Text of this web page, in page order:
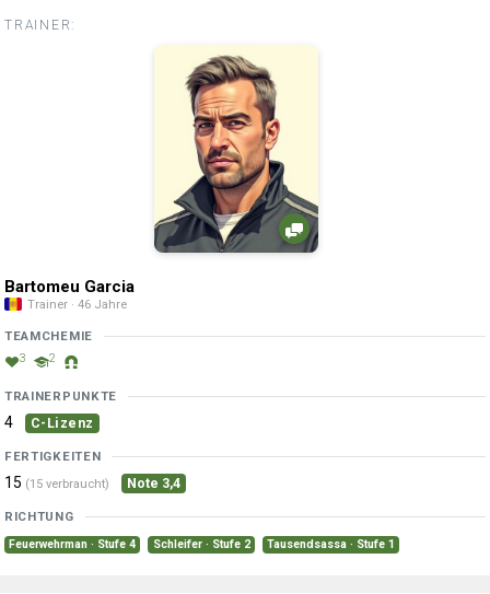
TRAINER:
Bartomeu Garcia
Trainer · 46 Jahre
TEAMCHEMIE
3 2
TRAINERPUNKTE
4 C-Lizenz
FERTIGKEITEN
15 (15 verbraucht) Note 3,4
RICHTUNG
Feuerwehrman · Stufe 4 Schleifer · Stufe 2 Tausendsassa · Stufe 1